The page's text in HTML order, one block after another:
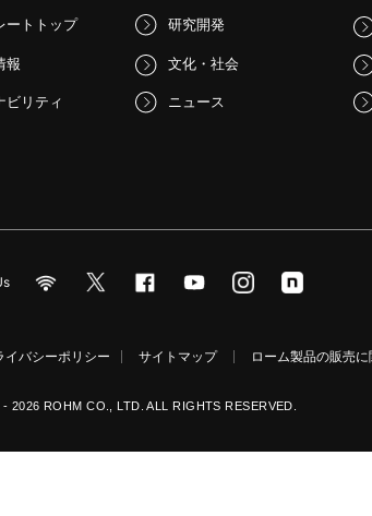
ートトップ
報
ビリティ
研究開発
文化・社会
ニュース
イバシーポリシー サイトマップ ローム製品の販売
2026 ROHM CO., LTD. ALL RIGHTS RESERVED.